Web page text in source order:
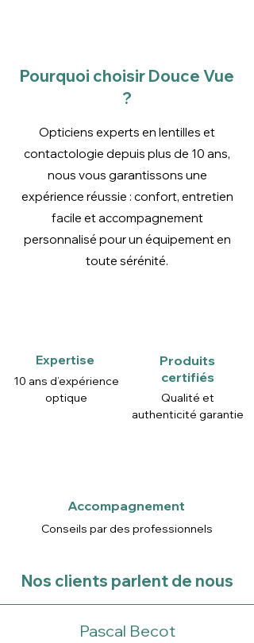
rinçage
La résiliation se fait simplement par
mail à l'adresse suivante:
contact@doucevue.fr.
Pourquoi choisir Douce Vue
?
Opticiens experts en lentilles et
contactologie depuis plus de 10 ans,
nous vous garantissons une
expérience réussie : confort, entretien
facile et accompagnement
personnalisé pour un équipement en
toute sérénité.
Expertise
10 ans d’expérience
optique
Produits
certifiés
Qualité et
authenticité garantie
Accompagnement
Conseils par des professionnels
Nos clients parlent de nous
Pascal Becot